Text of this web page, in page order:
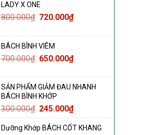
LADY X ONE
800.000₫ 720.000₫
BÁCH BÌNH VIÊM
700.000₫ 650.000₫
SẢN PHẨM GIẢM ĐAU NHANH
BÁCH BÌNH KHỚP
300.000₫ 245.000₫
Dưỡng Khớp BÁCH CỐT KHANG